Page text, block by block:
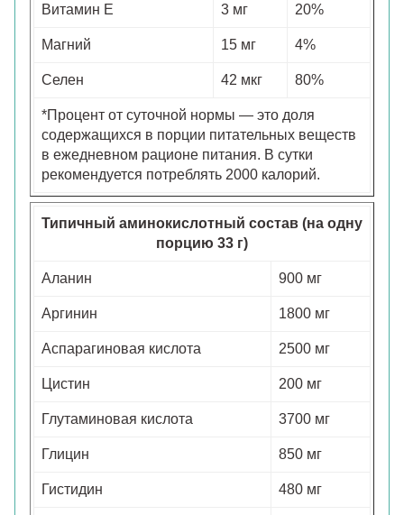
Витамин E 3 мг 20%
Магний 15 мг 4%
Селен 42 мкг 80%
*Процент от суточной нормы — это доля
содержащихся в порции питательных веществ
в ежедневном рационе питания. В сутки
рекомендуется потреблять 2000 калорий.
Типичный аминокислотный состав (на одну
порцию 33 г)
Аланин 900 мг
Аргинин 1800 мг
Аспарагиновая кислота 2500 мг
Цистин 200 мг
Глутаминовая кислота 3700 мг
Глицин 850 мг
Гистидин 480 мг